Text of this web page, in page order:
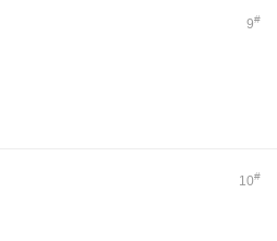
9#
10#